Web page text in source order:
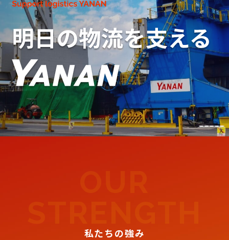
私たちの強み